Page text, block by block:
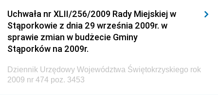
Dziennik Urzędowy Generalnej Dyrekcji Dróg
Krajowych i Autostrad
Dziennik Urzędowy Ministra Środowiska
Dziennik Urzędowy Ministra Edukacji
Uchwała nr XLII/256/2009 Rady Miejskiej w
Stąporkowie z dnia 29 września 2009r. w
sprawie zmian w budżecie Gminy
Stąporków na 2009r.
Dziennik Urzędowy Województwa Świętokrzyskiego rok
2009 nr 474 poz. 3453